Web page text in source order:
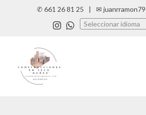
✆ 661 26 81 25 |
✉
Seleccionar idioma